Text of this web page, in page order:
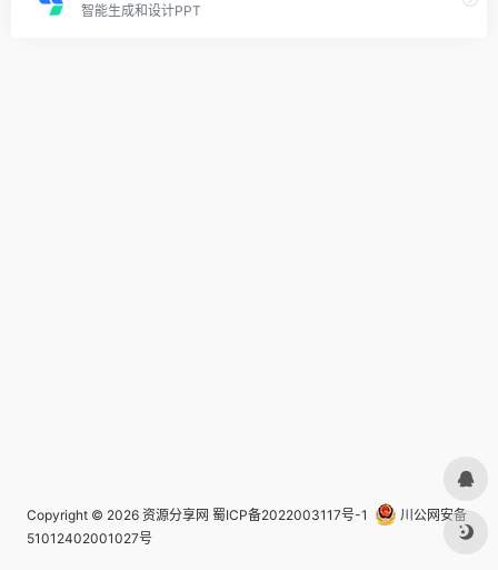
智能生成和设计PPT
Copyright © 2026 资源分享网 蜀ICP备2022003117号-1
川公网安备
51012402001027号